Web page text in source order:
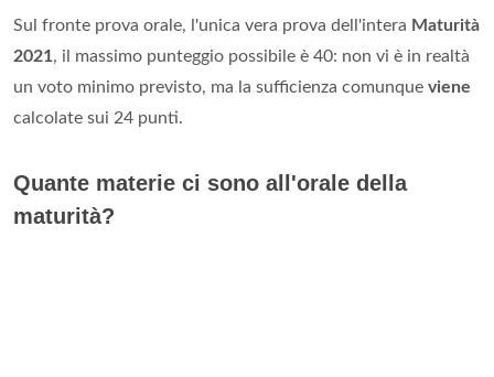
Sul fronte prova orale, l'unica vera prova dell'intera Maturità
2021, il massimo punteggio possibile è 40: non vi è in realtà
un voto minimo previsto, ma la sufficienza comunque viene
calcolate sui 24 punti.
Quante materie ci sono all'orale della
maturità?